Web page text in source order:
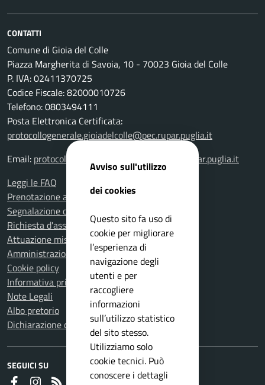
CONTATTI
Comune di Gioia del Colle
Piazza Margherita di Savoia, 10 - 70023 Gioia del Colle
P. IVA: 02411370725
Codice Fiscale: 82000010726
Telefono: 0803494111
Posta Elettronica Certificata:
protocollogenerale.gioiadelcolle@pec.rupar.puglia.it
Email: protocollogenerale.gioiadelcolle@pec.rupar.puglia.it
Leggi le FAQ
Prenotazione appuntamento
Segnalazione disservizio
Richiesta d'assistenza
Attuazione misure PNRR
Amministrazione trasparente
Cookie policy
Informativa privacy
Note Legali
Albo pretorio
Dichiarazione di accessibilità
SEGUICI SU
FaceboookInstagram
Avviso sull'utilizzo
dei cookies
Questo sito fa uso di
cookie per migliorare
l’esperienza di
navigazione degli
utenti e per
raccogliere
informazioni
sull’utilizzo statistico
del sito stesso.
Utilizziamo solo
cookie tecnici. Può
conoscere i dettagli